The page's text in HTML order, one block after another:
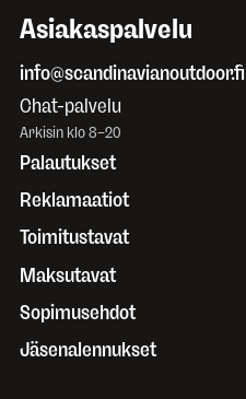
Asiakaspalvelu
info@scandinavianoutdoor.fi
Chat-palvelu
Arkisin klo 8–20
Palautukset
Reklamaatiot
Toimitustavat
Maksutavat
Sopimusehdot
Jäsenalennukset